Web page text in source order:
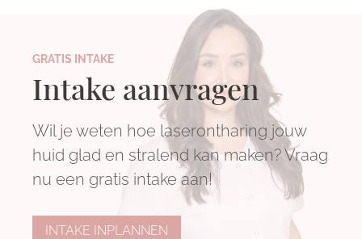
GRATIS INTAKE
Intake aanvragen
Wil je weten hoe laserontharing jouw
huid glad en stralend kan maken? Vraag
nu een gratis intake aan!
INTAKE INPLANNEN